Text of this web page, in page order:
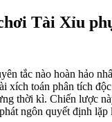
Tài Xỉu
tắc nào hoàn hảo
xích toán phân tích
thời kì. Chiến lược
ngôn quyết định